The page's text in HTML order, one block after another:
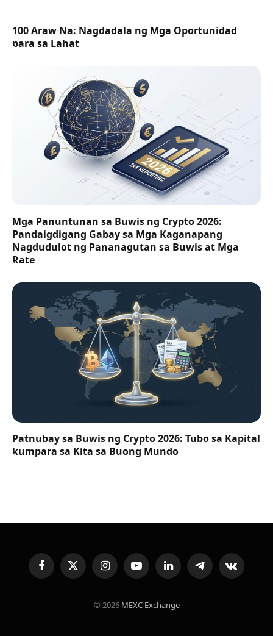
100 Araw Na: Nagdadala ng Mga Oportunidad
para sa Lahat
Mga Panuntunan sa Buwis ng Crypto 2026:
Pandaigdigang Gabay sa Mga Kaganapang
Nagdudulot ng Pananagutan sa Buwis at Mga
Rate
Patnubay sa Buwis ng Crypto 2026: Tubo sa Kapital
kumpara sa Kita sa Buong Mundo
FacebookX
(Twitter)
InstagramYouTubeLinkedInTelegramVKontakte
© 2026 MEXC Exchange